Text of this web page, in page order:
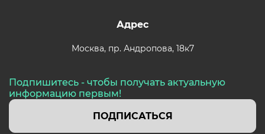
Адрес
Москва,пр. Андропова, 18к7
Подпишитесь - чтобы получать актуальную
информацию первым!
ПОДПИСАТЬСЯ